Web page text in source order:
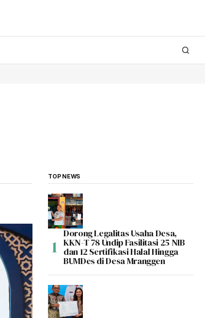
TOP NEWS
Dorong Legalitas Usaha Desa,
KKN-T 78 Undip Fasilitasi 25 NIB
dan 12 Sertifikasi Halal Hingga
BUMDes di Desa Mranggen